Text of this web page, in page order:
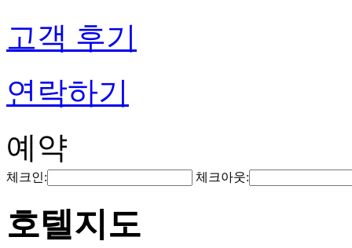
고객 후기
연락하기
예약
체크인: 체크아웃:
호텔지도